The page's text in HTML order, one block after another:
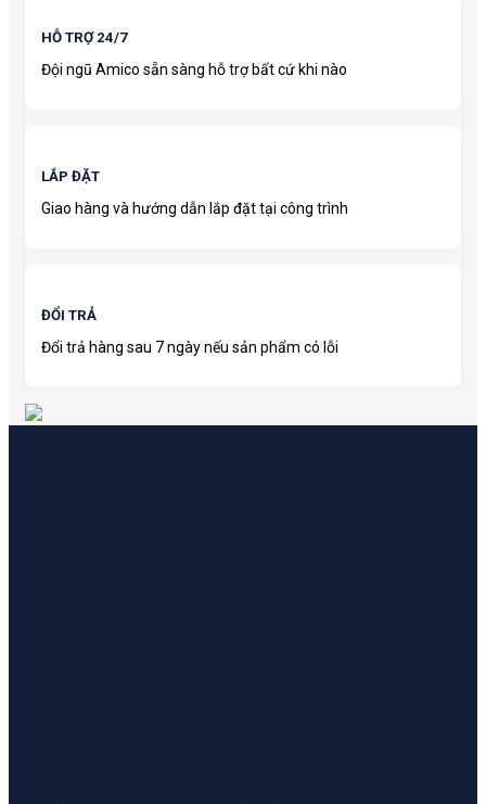
HỖ TRỢ 24/7
Đội ngũ Amico sẵn sàng hỗ trợ bất cứ khi nào
LẮP ĐẶT
Giao hàng và hướng dẫn lắp đặt tại công trình
ĐỔI TRẢ
Đổi trả hàng sau 7 ngày nếu sản phẩm có lỗi